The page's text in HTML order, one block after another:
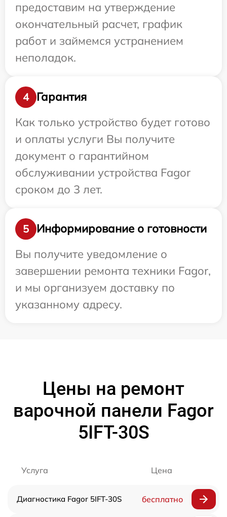
предоставим на утверждение
окончательный расчет, график
работ и займемся устранением
неполадок.
4
Гарантия
Как только устройство будет готово
и оплаты услуги Вы получите
документ о гарантийном
обслуживании устройства Fagor
сроком до 3 лет.
5
Информирование о готовности
Вы получите уведомление о
завершении ремонта техники Fagor,
и мы организуем доставку по
указанному адресу.
Цены на ремонт
варочной панели Fagor
5IFT-30S
Услуга Цена
Диагностика Fagor 5IFT-30S бесплатно